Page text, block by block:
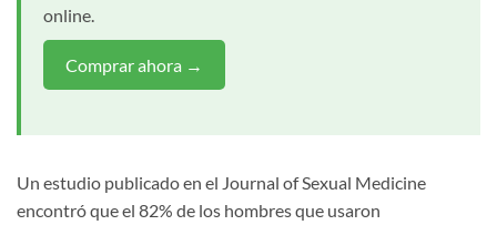
online.
Comprar ahora →
Un estudio publicado en el Journal of Sexual Medicine
encontró que el 82% de los hombres que usaron